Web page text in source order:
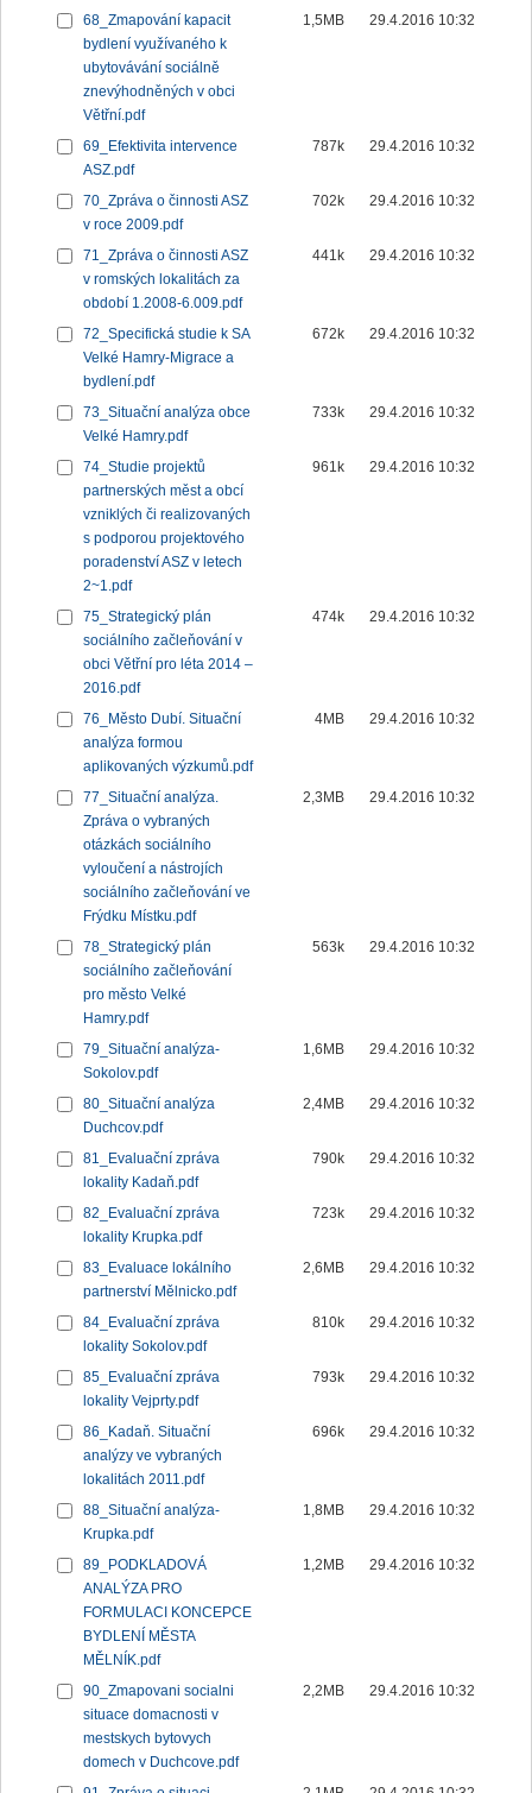
68_Zmapování kapacit
bydlení využívaného k
ubytovávání sociálně
znevýhodněných v obci
Větřní.pdf
1,5MB 29.4.2016 10:32
69_Efektivita intervence
ASZ.pdf
787k 29.4.2016 10:32
70_Zpráva o činnosti ASZ
v roce 2009.pdf
702k 29.4.2016 10:32
71_Zpráva o činnosti ASZ
v romských lokalitách za
období 1.2008-6.009.pdf
441k 29.4.2016 10:32
72_Specifická studie k SA
Velké Hamry-Migrace a
bydlení.pdf
672k 29.4.2016 10:32
73_Situační analýza obce
Velké Hamry.pdf
733k 29.4.2016 10:32
74_Studie projektů
partnerských měst a obcí
vzniklých či realizovaných
s podporou projektového
poradenství ASZ v letech
2~1.pdf
961k 29.4.2016 10:32
75_Strategický plán
sociálního začleňování v
obci Větřní pro léta 2014 –
2016.pdf
474k 29.4.2016 10:32
76_Město Dubí. Situační
analýza formou
aplikovaných výzkumů.pdf
4MB 29.4.2016 10:32
77_Situační analýza.
Zpráva o vybraných
otázkách sociálního
vyloučení a nástrojích
sociálního začleňování ve
Frýdku Místku.pdf
2,3MB 29.4.2016 10:32
78_Strategický plán
sociálního začleňování
pro město Velké
Hamry.pdf
563k 29.4.2016 10:32
79_Situační analýza-
Sokolov.pdf
1,6MB 29.4.2016 10:32
80_Situační analýza
Duchcov.pdf
2,4MB 29.4.2016 10:32
81_Evaluační zpráva
lokality Kadaň.pdf
790k 29.4.2016 10:32
82_Evaluační zpráva
lokality Krupka.pdf
723k 29.4.2016 10:32
83_Evaluace lokálního
partnerství Mělnicko.pdf
2,6MB 29.4.2016 10:32
84_Evaluační zpráva
lokality Sokolov.pdf
810k 29.4.2016 10:32
85_Evaluační zpráva
lokality Vejprty.pdf
793k 29.4.2016 10:32
86_Kadaň. Situační
analýzy ve vybraných
lokalitách 2011.pdf
696k 29.4.2016 10:32
88_Situační analýza-
Krupka.pdf
1,8MB 29.4.2016 10:32
89_PODKLADOVÁ
ANALÝZA PRO
FORMULACI KONCEPCE
BYDLENÍ MĚSTA
MĚLNÍK.pdf
1,2MB 29.4.2016 10:32
90_Zmapovani socialni
situace domacnosti v
mestskych bytovych
domech v Duchcove.pdf
2,2MB 29.4.2016 10:32